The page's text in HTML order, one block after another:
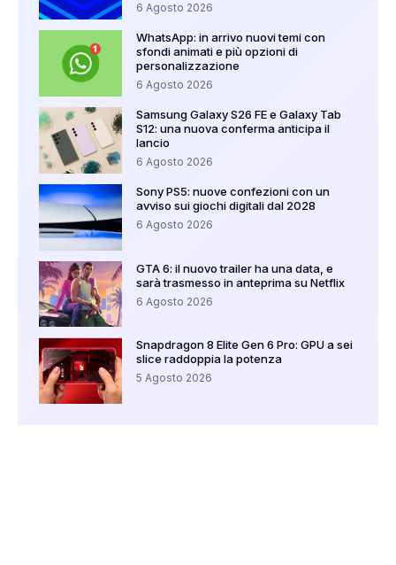
6 Agosto 2026
WhatsApp: in arrivo nuovi temi con
sfondi animati e più opzioni di
personalizzazione
6 Agosto 2026
Samsung Galaxy S26 FE e Galaxy Tab
S12: una nuova conferma anticipa il
lancio
6 Agosto 2026
Sony PS5: nuove confezioni con un
avviso sui giochi digitali dal 2028
6 Agosto 2026
GTA 6: il nuovo trailer ha una data, e
sarà trasmesso in anteprima su Netflix
6 Agosto 2026
Snapdragon 8 Elite Gen 6 Pro: GPU a sei
slice raddoppia la potenza
5 Agosto 2026